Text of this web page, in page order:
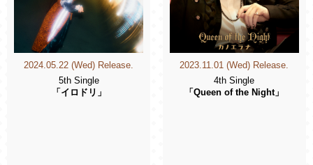
2024.05.22 (Wed) Release.
5th Single
「イロドリ」
2023.11.01 (Wed) Release.
4th Single
「Queen of the Night」